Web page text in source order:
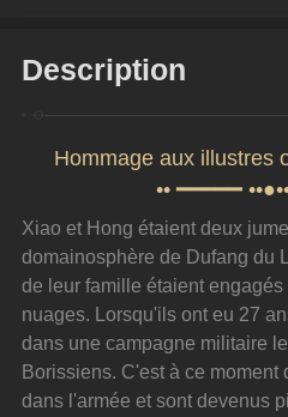
Description
Hommage aux illustres
•• ━━━━━
Xiao et Hong étaient deux
domainosphère de Dufang du
de leur famille étaient
nuages. Lorsqu'ils ont eu 27
dans une campagne militaire
Borissiens. C'est à ce
dans l'armée et sont devenus